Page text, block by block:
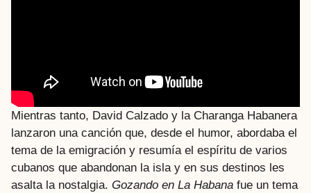
Mientras tanto, David Calzado y la Charanga Habanera
lanzaron una canción que, desde el humor, abordaba el
tema de la emigración y resumía el espíritu de varios
cubanos que abandonan la isla y en sus destinos les
asalta la nostalgia. Gozando en La Habana fue un tema